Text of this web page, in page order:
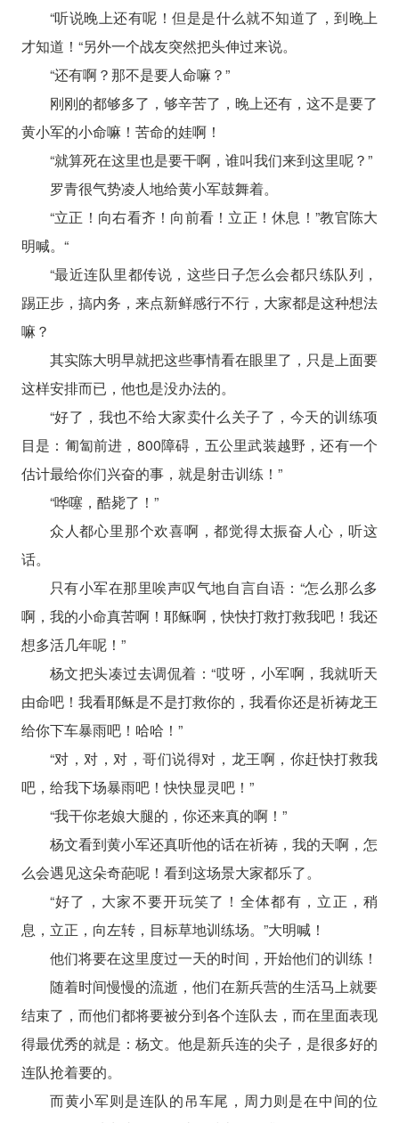
“听说晚上还有呢！但是是什么就不知道了，到晚上
才知道！“另外一个战友突然把头伸过来说。
“还有啊？那不是要人命嘛？”
刚刚的都够多了，够辛苦了，晚上还有，这不是要了
黄小军的小命嘛！苦命的娃啊！
“就算死在这里也是要干啊，谁叫我们来到这里呢？”
罗青很气势凌人地给黄小军鼓舞着。
“立正！向右看齐！向前看！立正！休息！”教官陈大
明喊。“
“最近连队里都传说，这些日子怎么会都只练队列，
踢正步，搞内务，来点新鲜感行不行，大家都是这种想法
嘛？
其实陈大明早就把这些事情看在眼里了，只是上面要
这样安排而已，他也是没办法的。
“好了，我也不给大家卖什么关子了，今天的训练项
目是：匍匐前进，800障碍，五公里武装越野，还有一个
估计最给你们兴奋的事，就是射击训练！”
“哗噻，酷毙了！”
众人都心里那个欢喜啊，都觉得太振奋人心，听这
话。
只有小军在那里唉声叹气地自言自语：“怎么那么多
啊，我的小命真苦啊！耶稣啊，快快打救打救我吧！我还
想多活几年呢！”
杨文把头凑过去调侃着：“哎呀，小军啊，我就听天
由命吧！我看耶稣是不是打救你的，我看你还是祈祷龙王
给你下车暴雨吧！哈哈！”
“对，对，对，哥们说得对，龙王啊，你赶快打救我
吧，给我下场暴雨吧！快快显灵吧！”
“我干你老娘大腿的，你还来真的啊！”
杨文看到黄小军还真听他的话在祈祷，我的天啊，怎
么会遇见这朵奇葩呢！看到这场景大家都乐了。
“好了，大家不要开玩笑了！全体都有，立正，稍
息，立正，向左转，目标草地训练场。”大明喊！
他们将要在这里度过一天的时间，开始他们的训练！
随着时间慢慢的流逝，他们在新兵营的生活马上就要
结束了，而他们都将要被分到各个连队去，而在里面表现
得最优秀的就是：杨文。他是新兵连的尖子，是很多好的
连队抢着要的。
而黄小军则是连队的吊车尾，周力则是在中间的位